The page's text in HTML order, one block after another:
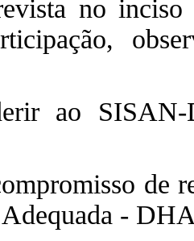
no
ao SISAN-
de
-